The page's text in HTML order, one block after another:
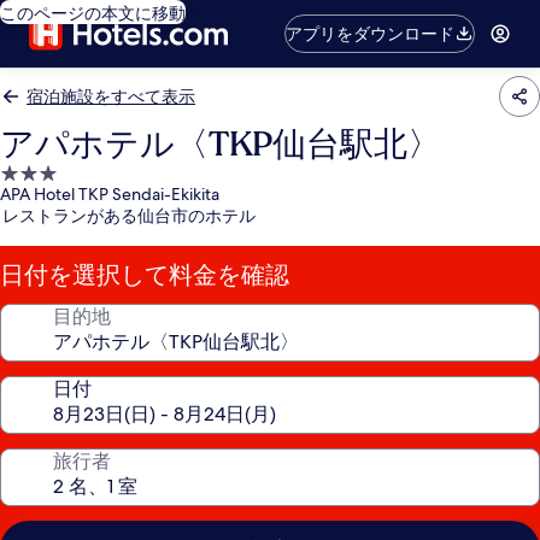
このページの本文に移動
アプリをダウンロード
宿泊施設をすべて表示
アパホテル〈TKP仙台駅北〉
3.0
つ
星
宿
泊
施
APA Hotel TKP Sendai-Ekikita
レストランがある仙台市のホテル
日付を選択して料金を確認
目的地
日付
旅行者